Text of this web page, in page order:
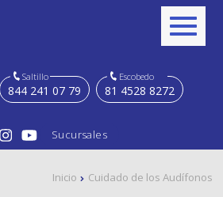
Saltillo
844 241 07 79
Escobedo
81 4528 8272
Sucursales
Inicio Cuidado de los Audífonos